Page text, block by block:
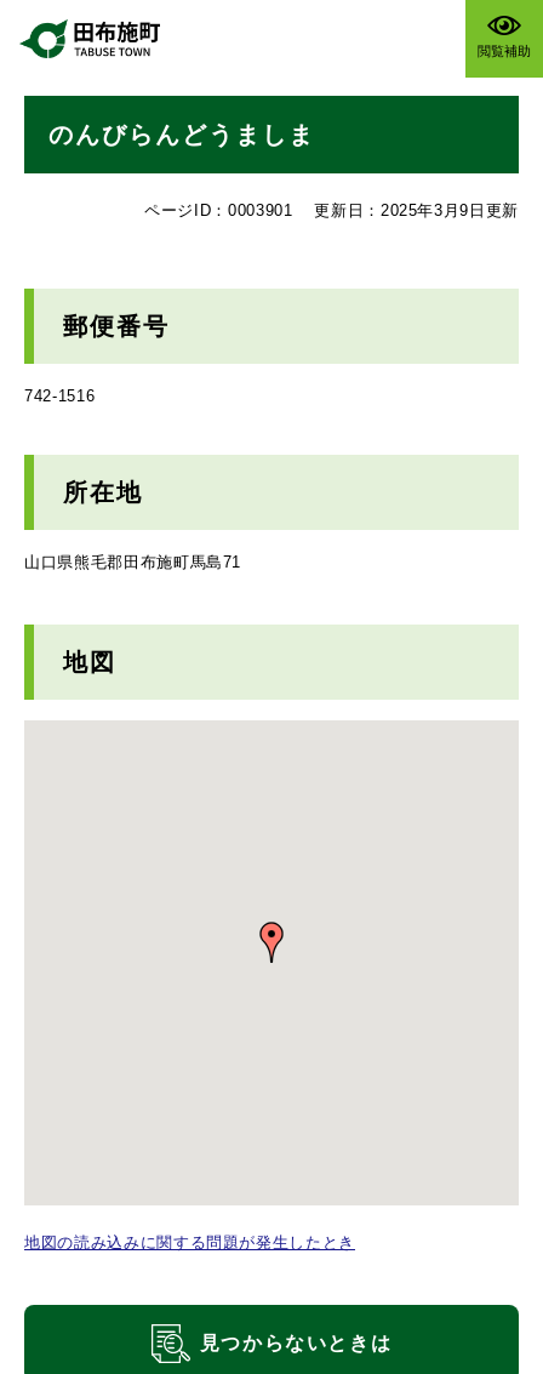
閲覧補助
のんびらんどうましま
ページID：0003901 更新日：2025年3月9日更新
郵便番号
742-1516
所在地
山口県熊毛郡田布施町馬島71
地図
地図の読み込みに関する問題が発生したとき
見つからないときは